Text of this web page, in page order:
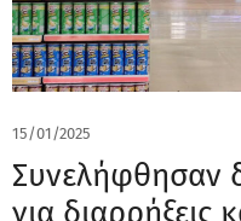
15/01/2025
Συνελήφθησαν
για διαρρήξεις